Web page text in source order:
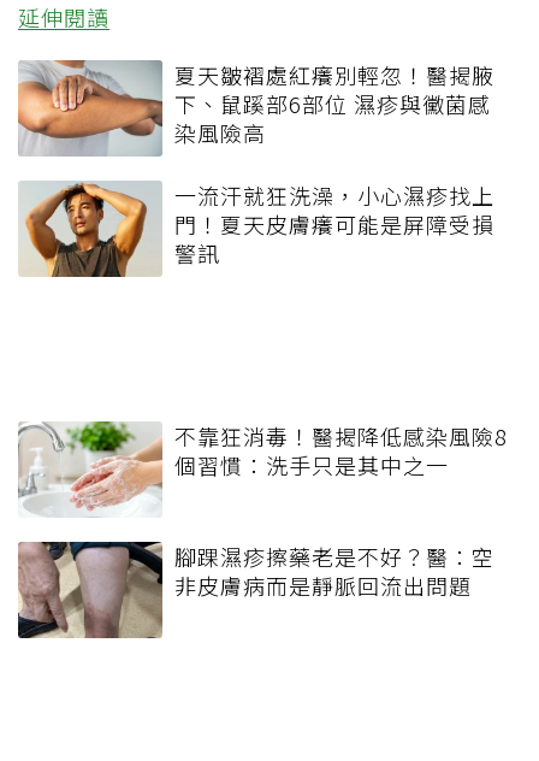
延伸閱讀
夏天皺褶處紅癢別輕忽！醫揭腋
下、鼠蹊部6部位 濕疹與黴菌感
染風險高
一流汗就狂洗澡，小心濕疹找上
門！夏天皮膚癢可能是屏障受損
警訊
不靠狂消毒！醫揭降低感染風險8
個習慣：洗手只是其中之一
腳踝濕疹擦藥老是不好？醫：空
非皮膚病而是靜脈回流出問題